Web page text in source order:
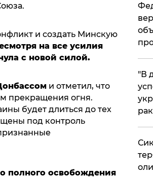
и создать Минскую
на все усилия
с новой силой.
и отметил, что
прекращения огня.
будет длиться до тех
под контроль
полного освобождения
​"В